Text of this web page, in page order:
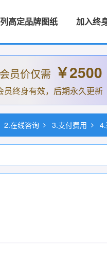
高定品牌图纸 加入终
员价仅需 ￥2500
员终身有效，后期永久更新
2.在线咨询 3.支付费用